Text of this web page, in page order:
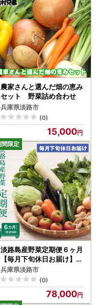
農家さんと選んだ畑の恵み
セット 野菜詰め合わせ
兵庫県淡路市
(0)
15,000
淡路島産野菜定期便６ヶ月
【毎月下旬休日お届け】
野菜セット
兵庫県淡路市
(0)
78,000